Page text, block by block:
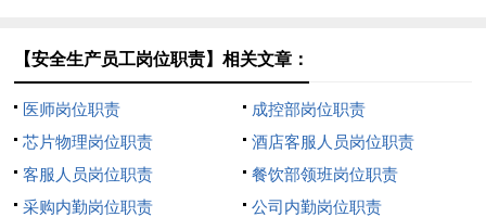
【安全生产员工岗位职责】相关文章：
医师岗位职责
成控部岗位职责
芯片物理岗位职责
酒店客服人员岗位职责
客服人员岗位职责
餐饮部领班岗位职责
采购内勤岗位职责
公司内勤岗位职责